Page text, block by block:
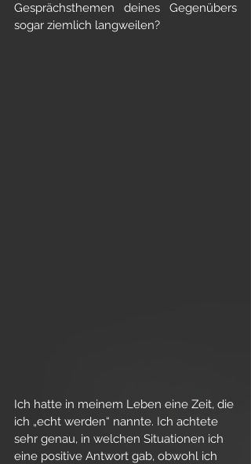
Gesprächsthemen deines Gegenübers
sogar ziemlich langweilen?
Ich hatte in meinem Leben eine Zeit, die
ich „echt werden“ nannte. Ich achtete
sehr genau, in welchen Situationen ich
eine positive Antwort gab, obwohl ich